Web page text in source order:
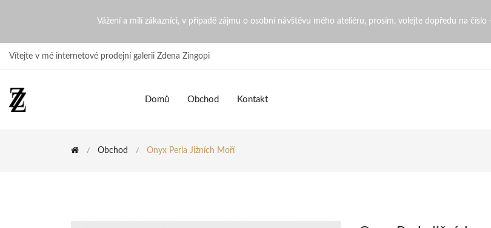
Onyx Perla jižních moří | ZdenaZingopi
Vážení a milí zákazníci, v případě zájmu o osobní návštěvu mého ateliéru, prosím, volejte dopředu na
Vítejte v mé internetové prodejní galerii Zdena Zingopi
Domů Obchod Kontakt
Obchod Onyx Perla Jižních Moří